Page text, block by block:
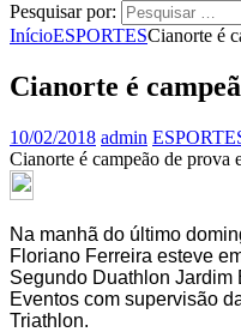
Pesquisar por:
InícioESPORTESCianorte é
Cianorte é
10/02/2018 admin
Cianorte é campeão de prova
Na manhã do último
Floriano Ferreira esteve
Segundo Duathlon Jardim
Eventos com supervisão
Triathlon.